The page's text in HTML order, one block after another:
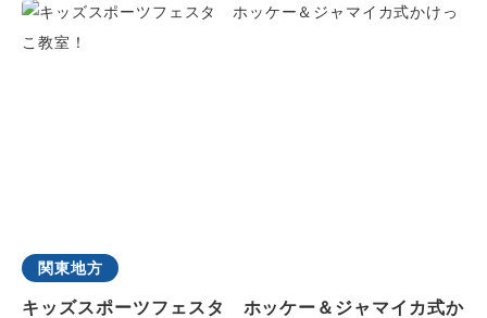
関東地方
キッズスポーツフェスタ ホッケー＆ジャマイカ式か